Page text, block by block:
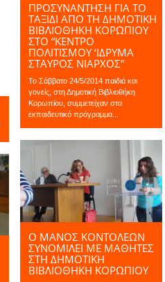
ΠΡΟΣΥΝΆΝΤΗΣΗ ΓΙΑ ΤΟ
ΤΑΞΊΔΙ ΑΠΌ ΤΗ ΔΗΜΟΤΙΚΉ
ΒΙΒΛΙΟΘΉΚΗ ΚΟΡΩΠΊΟΥ
ΣΤΟ “ΚΈΝΤΡΟ
ΠΟΛΙΤΙΣΜΟΎ ‘ΙΔΡΥΜΑ
ΣΤΑΎΡΟΣ ΝΙΆΡΧΟΣ”
Το Σάββατο 24/5/2014 παιδιά και
γονείς, στη Δημοτική Βιβλιοθήκη
Κορωπίου, συμμετείχαν στο
εκπαιδευτικό πρόγραμμα...
Ο ΜΆΝΟΣ ΚΟΝΤΟΛΈΩΝ
ΣΥΝΟΜΙΛΕΊ ΜΕ ΜΑΘΗΤΈΣ
ΣΤΗ ΔΗΜΟΤΙΚΉ
ΒΙΒΛΙΟΘΉΚΗ ΚΟΡΩΠΊΟΥ